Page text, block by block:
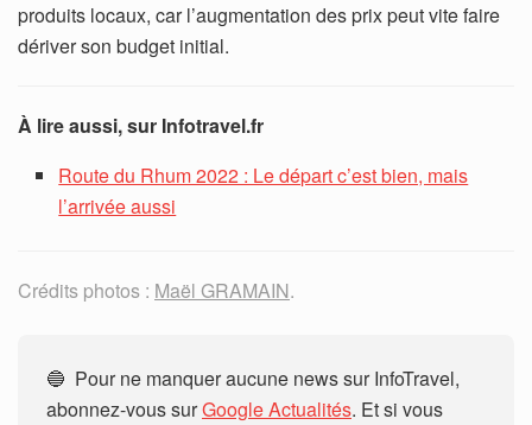
produits locaux, car l’augmentation des prix peut vite faire
dériver son budget initial.
À lire aussi, sur Infotravel.fr
Route du Rhum 2022 : Le départ c’est bien, mais
l’arrivée aussi
Crédits photos : Maël GRAMAIN.
🔵 Pour ne manquer aucune news sur InfoTravel,
abonnez-vous surGoogle Actualités. Et si vous